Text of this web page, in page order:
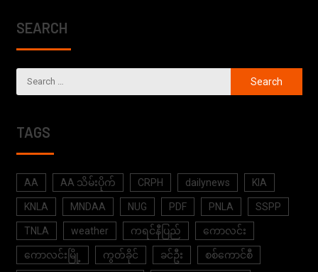
SEARCH
TAGS
AA AA သိမ်းပိုက် CRPH dailynews KIA
KNLA MNDAA NUG PDF PNLA SSPP
TNLA weather ကရင်နီပြည် ကောလင်း
ကောလင်းမြို့ ကွတ်ခိုင် ခင်ဦး စစ်ကောင်စီ